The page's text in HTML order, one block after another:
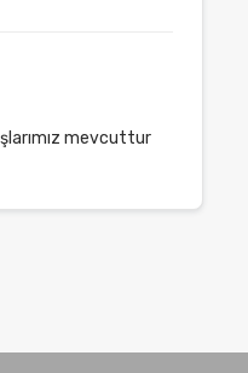
mevcuttur